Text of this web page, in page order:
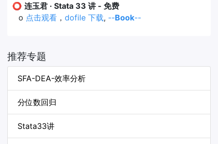
⭕ 连玉君 · Stata 33 讲 - 免费
o 点击观看 ， dofile 下载, --Book--
推荐专题
SFA-DEA-效率分析
分位数回归
Stata33讲